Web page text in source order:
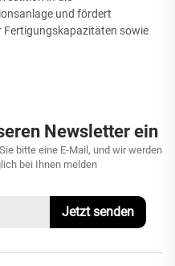
und fördert
Fertigungskapazitäten sowie
Newsletter ein
bitte eine E-Mail, und wir werden
bei Ihnen melden
Jetzt senden